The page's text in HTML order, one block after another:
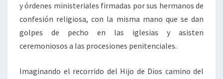
y órdenes ministeriales firmadas por sus hermanos de
confesión religiosa, con la misma mano que se dan
golpes de pecho en las iglesias y asisten
ceremoniosos a las procesiones penitenciales.
Imaginando el recorrido del Hijo de Dios camino del